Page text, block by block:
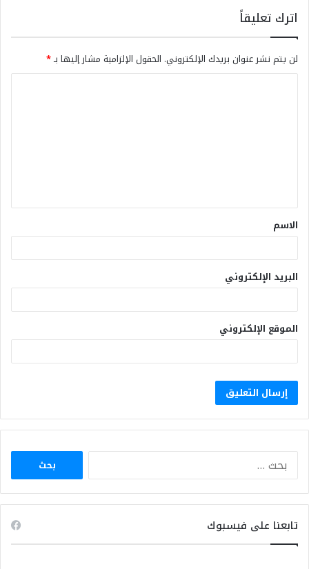
اترك تعليقاً
لن يتم نشر عنوان بريدك الإلكتروني. الحقول الإلزامية مشار إليها بـ*
الاسم
البريد الإلكتروني
الموقع الإلكتروني
البحث
تابعنا على فيسبوك